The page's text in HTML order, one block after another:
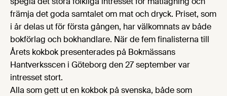
främja det goda samtalet om mat och dryck. Priset, som
i år delas ut för första gången, har välkomnats av både
bokförlag och bokhandlare. När de fem finalisterna till
Årets kokbok presenterades på Bokmässans
Hantverksscen i Göteborg den 27 september var
intresset stort.
Alla som gett ut en kokbok på svenska, både som